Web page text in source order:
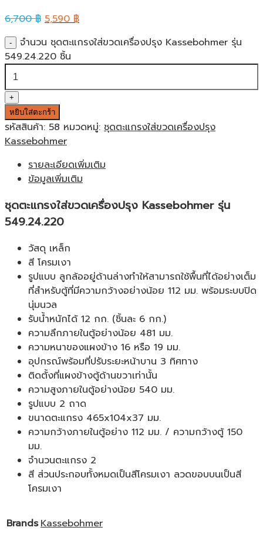
6,700฿ 5,590฿
จำนวน ชุดตะแกรงใส่ขวดเครื่องปรุง Kassebohmer รุ่น
549.24.220 ชิ้น
หยิบใส่ตะกร้า
รหัสสินค้า: 58 หมวดหมู่: ชุดตะแกรงใส่ขวดเครื่องปรุง
Kassebohmer
รายละเอียดเพิ่มเติม
ข้อมูลเพิ่มเติม
ชุดตะแกรงใส่ขวดเครื่องปรุง Kassebohmer รุ่น
549.24.220
วัสดุ เหล็ก
สี โครมเงา
รูปแบบ ลูกล้ออยู่ด้านล่างทำให้สามารถใช้พื้นที่ได้อย่างเต็ม
ที่สำหรับตู้ที่มีความกว้างอย่างน้อย 112 มม. พร้อมระบบปิด
นุ่มนวล
รับน้ำหนักได้ 12 กก. (ชิ้นละ 6 กก.)
ความลึกภายในตู้อย่างน้อย 481 มม.
ความหนาของแผงข้าง 16 หรือ 19 มม.
อุปกรณ์พร้อมที่ปรับระยะหน้าบาน 3 ทิศทาง
ติดตั้งที่แผงข้างตู้ด้านขวาเท่านั้น
ความสูงภายในตู้อย่างน้อย 540 มม.
รูปแบบ 2 ถาด
ขนาดตะแกรง 465x104x37 มม.
ความกว้างภายในตู้อย่าง 112 มม. / ความกว้างตู้ 150
มม.
จำนวนตะแกรง 2
สี ส่วนประกอบทั้งหมดเป็นสีโครมเงา ลวดขอบบนเป็นสี
โครมเงา
Brands Kassebohmer